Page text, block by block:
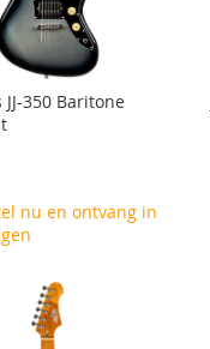
JJ-350 Baritone
nu en ontvang in